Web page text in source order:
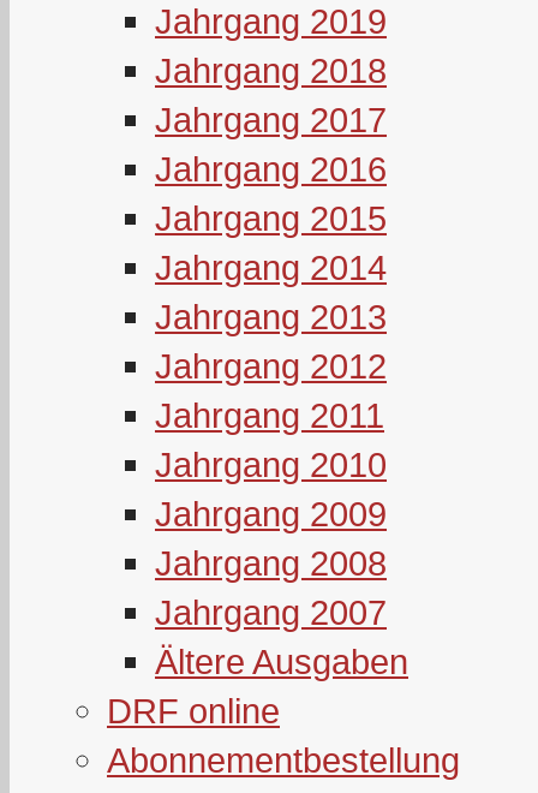
Jahrgang 2019
Jahrgang 2018
Jahrgang 2017
Jahrgang 2016
Jahrgang 2015
Jahrgang 2014
Jahrgang 2013
Jahrgang 2012
Jahrgang 2011
Jahrgang 2010
Jahrgang 2009
Jahrgang 2008
Jahrgang 2007
Ältere Ausgaben
DRF online
Abonnementbestellung